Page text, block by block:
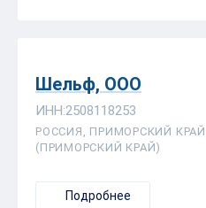
Шельф, ООО
ИНН:2508118253
РОССИЯ, ПРИМОРСКИЙ
(ПРИМОРСКИЙ КРАЙ)
Подробнее